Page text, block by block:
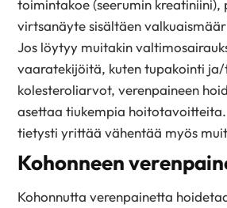
toimintakoe (seerumin kreatiniini),
virtsanäyte sisältäen
Jos löytyy muitakin
vaaratekijöitä, kuten tupakointi
kolesteroliarvot, verenpaineen
asettaa tiukempia
tietysti yrittää vähentää myös
Kohonneen
Kohonnutta verenpainetta